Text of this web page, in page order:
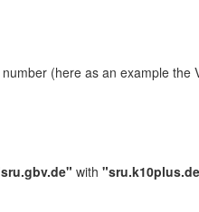
(here as an example
with